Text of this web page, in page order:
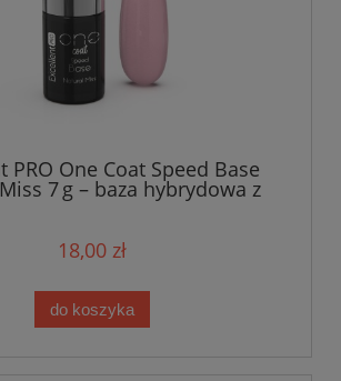
PRO One Coat Speed Base
7 g – baza hybrydowa z
naturalnego krycia
18,00 zł
do koszyka